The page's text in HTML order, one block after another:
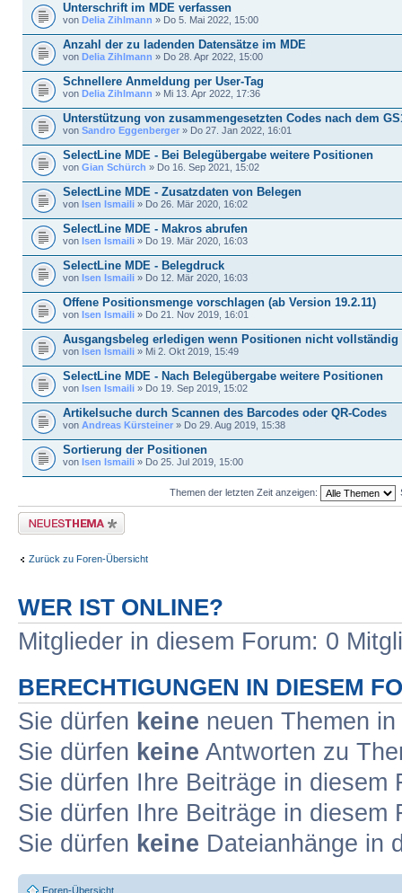
Unterschrift im MDE verfassen
von Delia Zihlmann » Do 5. Mai 2022, 15:00
Anzahl der zu ladenden Datensätze im MDE
von Delia Zihlmann » Do 28. Apr 2022, 15:00
Schnellere Anmeldung per User-Tag
von Delia Zihlmann » Mi 13. Apr 2022, 17:36
Unterstützung von zusammengesetzten Codes nach dem
von Sandro Eggenberger » Do 27. Jan 2022, 16:01
SelectLine MDE - Bei Belegübergabe weitere Positionen
von Gian Schürch » Do 16. Sep 2021, 15:02
SelectLine MDE - Zusatzdaten von Belegen
von Isen Ismaili » Do 26. Mär 2020, 16:02
SelectLine MDE - Makros abrufen
von Isen Ismaili » Do 19. Mär 2020, 16:03
SelectLine MDE - Belegdruck
von Isen Ismaili » Do 12. Mär 2020, 16:03
Offene Positionsmenge vorschlagen (ab Version 19.2.11)
von Isen Ismaili » Do 21. Nov 2019, 16:01
Ausgangsbeleg erledigen wenn Positionen nicht vollständig
von Isen Ismaili » Mi 2. Okt 2019, 15:49
SelectLine MDE - Nach Belegübergabe weitere Positionen
von Isen Ismaili » Do 19. Sep 2019, 15:02
Artikelsuche durch Scannen des Barcodes oder QR-Codes
von Andreas Kürsteiner » Do 29. Aug 2019, 15:38
Sortierung der Positionen
von Isen Ismaili » Do 25. Jul 2019, 15:00
Themen der letzten Zeit anzeigen:
Neues Thema erstellen
Zurück zu Foren-Übersicht
WER IST ONLINE?
Mitglieder in diesem Forum: 0
BERECHTIGUNGEN IN DIESEM
Sie dürfen keine neuen Themen
Sie dürfen keine Antworten zu
Sie dürfen Ihre Beiträge in diesem
Sie dürfen Ihre Beiträge in diesem
Sie dürfen keine Dateianhänge in
Foren-Übersicht